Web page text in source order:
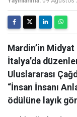
Mardin’in
İtalya’da
Uluslararası
“İnsan İnsanı
ödülüne layık